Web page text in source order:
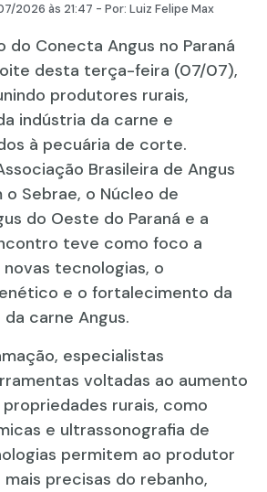
2026 às 21:47 - Por: Luiz Felipe Max
do Conecta Angus no Paraná
desta terça-feira (07/07),
produtores rurais,
indústria da carne e
à pecuária de corte.
Brasileira de Angus
Sebrae, o Núcleo de
do Oeste do Paraná e a
teve como foco a
tecnologias, o
e o fortalecimento da
carne Angus.
especialistas
voltadas ao aumento
rurais, como
e ultrassonografia de
permitem ao produtor
precisas do rebanho,